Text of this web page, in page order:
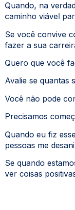
Quando, na
caminho viável
Se você convive
fazer a sua
Quero que você
Avalie se quantas
Você não pode
Precisamos
Quando eu fiz
pessoas me
Se quando
ver coisas